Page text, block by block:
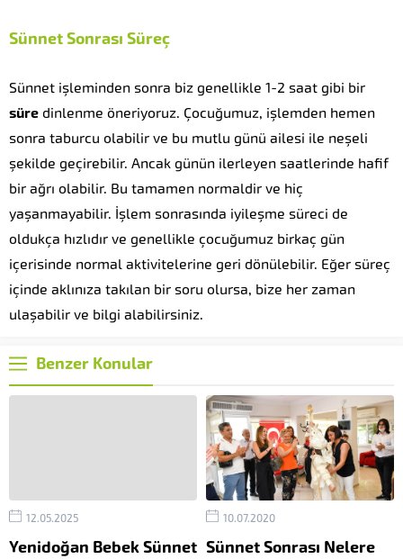
Sünnet Sonrası Süreç
Sünnet işleminden sonra biz genellikle 1-2 saat gibi bir
süre dinlenme öneriyoruz. Çocuğumuz, işlemden hemen
sonra taburcu olabilir ve bu mutlu günü ailesi ile neşeli
şekilde geçirebilir. Ancak günün ilerleyen saatlerinde hafif
bir ağrı olabilir. Bu tamamen normaldir ve hiç
yaşanmayabilir. İşlem sonrasında iyileşme süreci de
oldukça hızlıdır ve genellikle çocuğumuz birkaç gün
içerisinde normal aktivitelerine geri dönülebilir. Eğer süreç
içinde aklınıza takılan bir soru olursa, bize her zaman
ulaşabilir ve bilgi alabilirsiniz.
Benzer Konular
12.05.2025
Yenidoğan Bebek Sünnet
10.07.2020
Sünnet Sonrası Nelere